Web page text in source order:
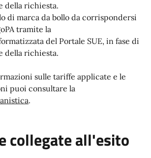
della richiesta.
di marca da bollo da corrispondersi
tramite la
del Portale SUE, in fase di
della richiesta.
sulle tariffe applicate e le
puoi consultare la
.
collegate all'esito